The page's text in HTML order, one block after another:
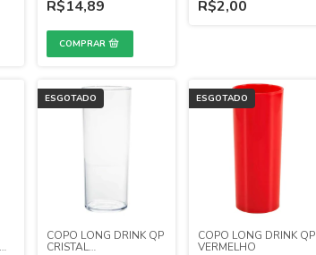
R$14,89 R$2,00
ESGOTADO
COPO LONG DRINK QP
CRISTAL
ESGOTADO
COPO LONG DRINK QP
VERMELHO